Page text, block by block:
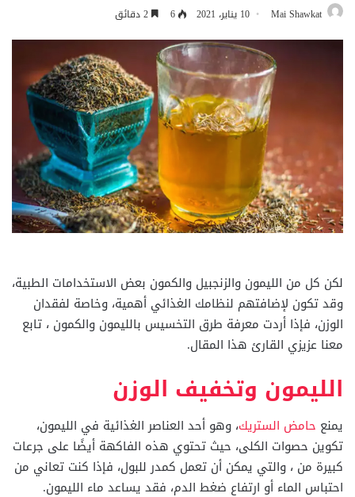
Mai Shawkat 10 يناير، 2021 6
لكن كل من الليمون والزنجبيل والكمون بعض الاستخدامات الطبية،
وقد تكون لإضافتهم لنظامك الغذائي أهمية، وخاصة لفقدان
الوزن، فإذا أردت معرفة طرق التخسيس بالليمون والكمون ، تابع
معنا عزيزي القارئ هذا المقال.
الليمون وتخفيف الوزن
يمنع حامض الستريك، وهو أحد العناصر الغذائية في الليمون،
تكوين حصوات الكلى، حيث تحتوي هذه الفاكهة أيضًا على جرعات
كبيرة من ، والتي يمكن أن تعمل كمدر للبول، فإذا كنت تعاني من
احتباس الماء أو ارتفاع ضغط الدم، فقد يساعد ماء الليمون.